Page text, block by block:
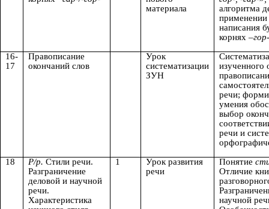
материала
алгоритма
применении
написания
корнях
16-
17
Правописание
окончаний слов
Урок
систематизации
ЗУН
изученного
речи;
умения
выбор
речи и
18
Р/р. Стили речи.
Разграничение
деловой и научной
речи.
Характеристика
1
Урок развития
речи
Понятие
Отличие
научной